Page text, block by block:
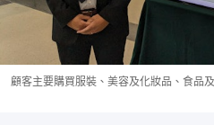
顧客主要購買服裝、美容及化妝品、食品